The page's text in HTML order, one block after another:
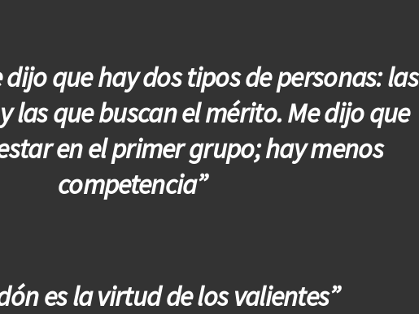
dijo que hay dos tipos de personas: las
las que buscan el mérito. Me dijo que
en el primer grupo; hay menos
competencia”
es la virtud de los valientes”